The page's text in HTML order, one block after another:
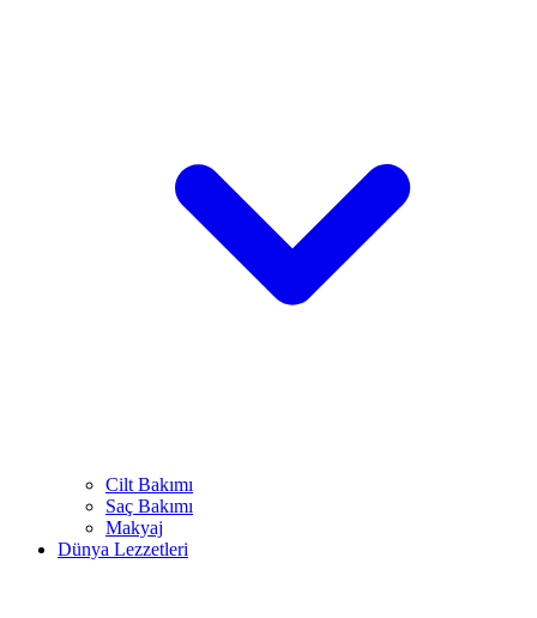
Cilt Bakımı
Saç Bakımı
Makyaj
Dünya Lezzetleri